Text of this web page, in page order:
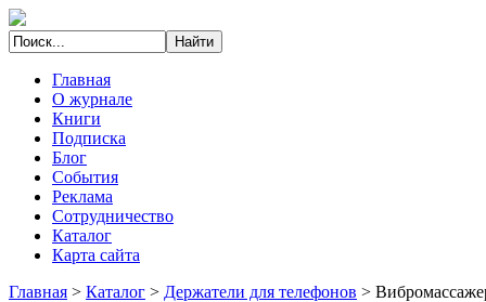
Главная
О журнале
Книги
Подписка
Блог
События
Реклама
Сотрудничество
Каталог
Карта сайта
Главная > Каталог > Держатели для телефонов >